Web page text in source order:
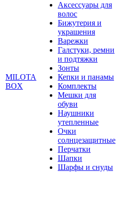
MILOTA
BOX
Аксессуары для
волос
Бижутерия и
украшения
Варежки
Галстуки, ремни
и подтяжки
Зонты
Кепки и панамы
Комплекты
Мешки для
обуви
Наушники
утепленные
Очки
солнцезащитные
Перчатки
Шапки
Шарфы и снуды